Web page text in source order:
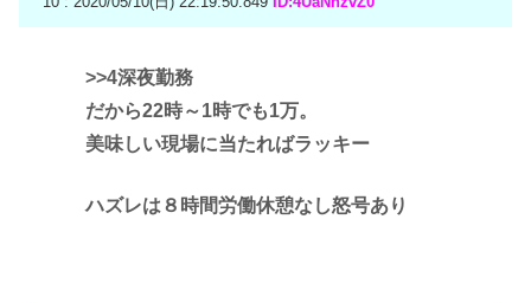
>>4深夜勤務
だから22時～1時でも1万。
美味しい現場に当たればラッキー
ハズレは８時間労働休憩なし怒号あり